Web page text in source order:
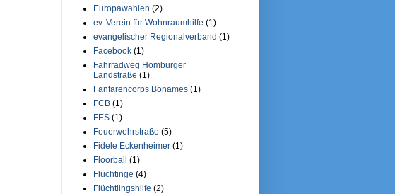
Europawahlen (2)
ev. Verein für Wohnraumhilfe (1)
evangelischer Regionalverband (1)
Facebook (1)
Fahrradweg Homburger
Landstraße (1)
Fanfarencorps Bonames (1)
FCB (1)
FES (1)
Feuerwehrstraße (5)
Fidele Eckenheimer (1)
Floorball (1)
Flüchtinge (4)
Flüchtlingshilfe (2)